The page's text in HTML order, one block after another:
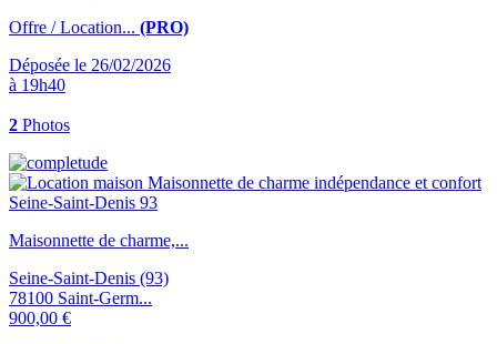
Offre / Location... (PRO)
Déposée le 26/02/2026
à 19h40
2 Photos
Maisonnette de charme,...
Seine-Saint-Denis (93)
78100 Saint-Germ...
900,00 €